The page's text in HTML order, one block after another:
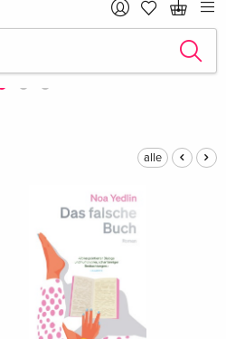
alle